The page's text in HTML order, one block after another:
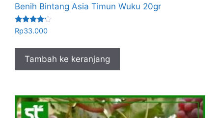
Benih Bintang Asia Timun Wuku 20gr
Dinilai
4.00
Rp33.000
Tambah ke keranjang